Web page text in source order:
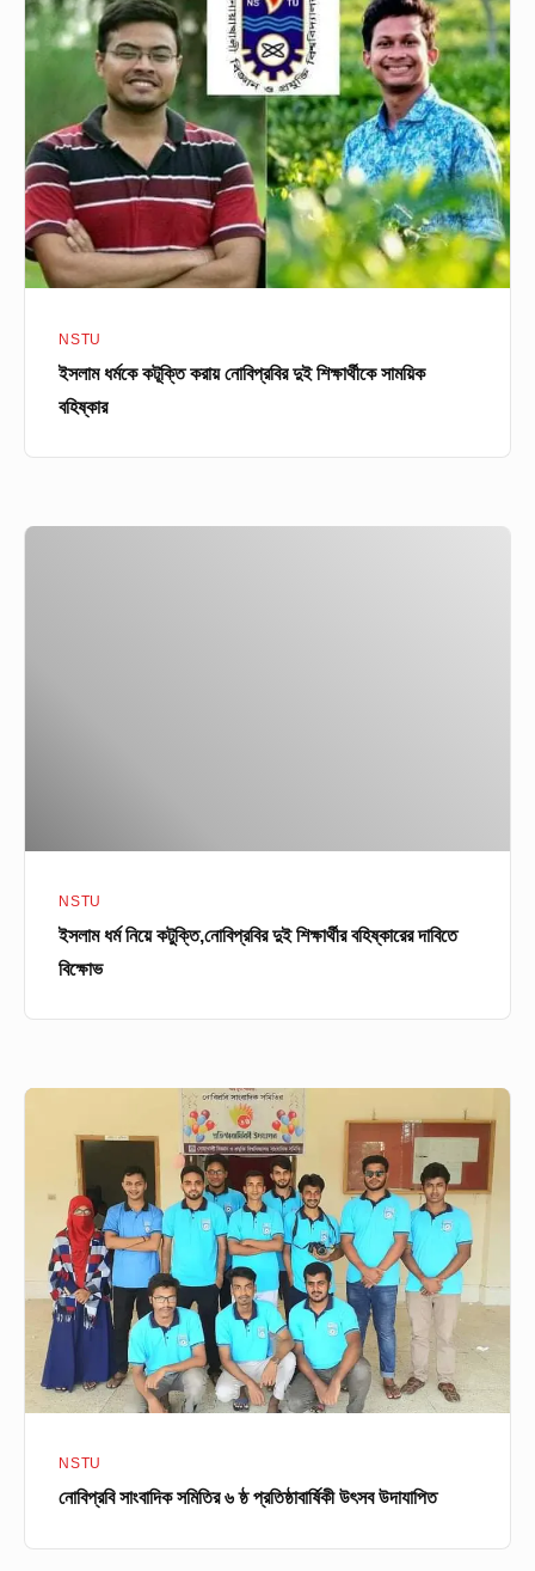
ধর্মকে
কটূক্তি
দুই
শিক্ষার্থীকে
সাময়িক
বহিষ্কার
NSTU
ইসলাম ধর্মকে কটূক্তি করায় নোবিপ্রবির দুই শিক্ষার্থীকে সাময়িক
বহিষ্কার
NSTU
ইসলাম ধর্ম নিয়ে কটুক্তি,নোবিপ্রবির দুই শিক্ষার্থীর বহিষ্কারের দাবিতে
বিক্ষোভ
প্রতিষ্ঠাবার্ষিকী
উৎসব
উদাযাপিত
NSTU
নোবিপ্রবি সাংবাদিক সমিতির ৬ ষ্ঠ প্রতিষ্ঠাবার্ষিকী উৎসব উদাযাপিত